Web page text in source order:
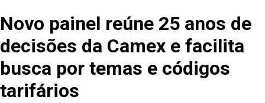
Novo painel reúne 25 anos de
decisões da Camex e facilita
busca por temas e códigos
tarifários